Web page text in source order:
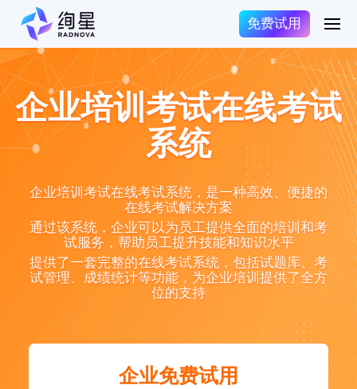
免费试用
企业培训考试在线考试
系统
企业培训考试在线考试系统，是一种高效、便捷的
在线考试解决方案
通过该系统，企业可以为员工提供全面的培训和考
试服务，帮助员工提升技能和知识水平
提供了一套完整的在线考试系统，包括试题库、考
试管理、成绩统计等功能，为企业培训提供了全方
位的支持
企业免费试用